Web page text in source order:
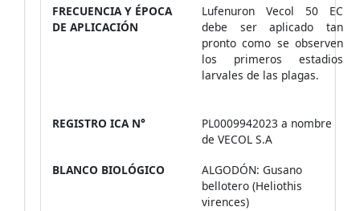
FRECUENCIA Y ÉPOCA
DE APLICACIÓN
Lufenuron Vecol 50 EC
debe ser aplicado tan
pronto como se observen
los primeros estadios
larvales de las plagas.
REGISTRO ICA N°
PL0009942023 a nombre
de VECOL S.A
BLANCO BIOLÓGICO
ALGODÓN: Gusano
bellotero (Heliothis
virences)